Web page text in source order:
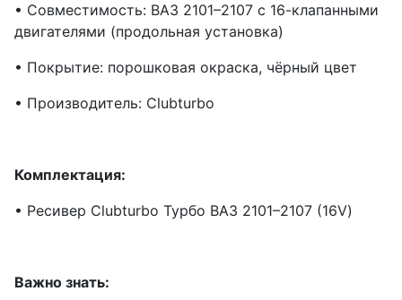
• Совместимость: ВАЗ 2101–2107 с 16-клапанными
двигателями (продольная установка)
• Покрытие: порошковая окраска, чёрный цвет
• Производитель: Clubturbo
Комплектация:
• Ресивер Clubturbo Турбо ВАЗ 2101–2107 (16V)
Важно знать: